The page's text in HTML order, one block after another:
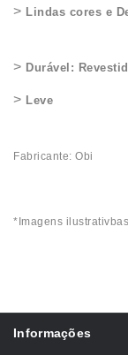
> Lindas cores e
> Durável:
> Leve
Fabricante: Obi
*Imagens ilustrativbas
Informações